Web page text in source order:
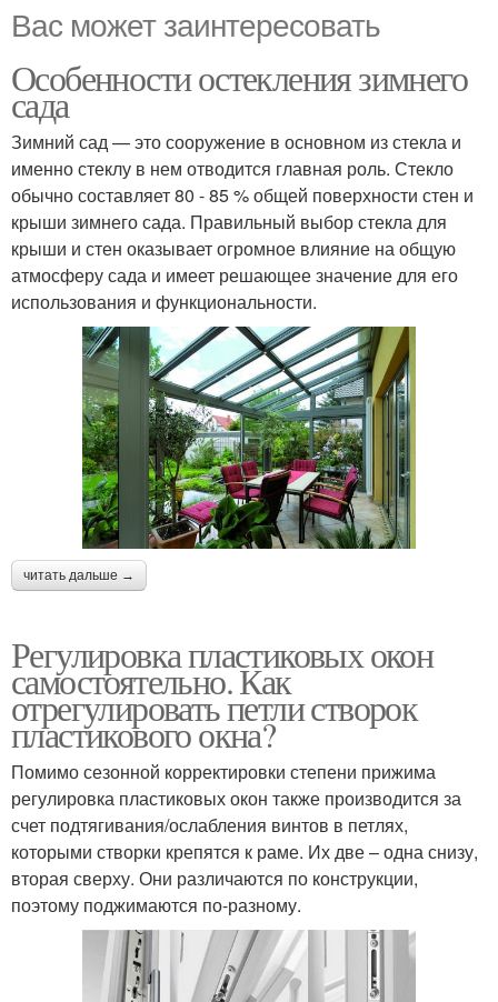
Вас может заинтересовать
Особенности остекления зимнего
сада
Зимний сад — это сооружение в основном из стекла и
именно стеклу в нем отводится главная роль. Стекло
обычно составляет 80 - 85 % общей поверхности стен и
крыши зимнего сада. Правильный выбор стекла для
крыши и стен оказывает огромное влияние на общую
атмосферу сада и имеет решающее значение для его
использования и функциональности.
читать дальше →
Регулировка пластиковых окон
самостоятельно. Как
отрегулировать петли створок
пластикового окна?
Помимо сезонной корректировки степени прижима
регулировка пластиковых окон также производится за
счет подтягивания/ослабления винтов в петлях,
которыми створки крепятся к раме. Их две – одна снизу,
вторая сверху. Они различаются по конструкции,
поэтому поджимаются по-разному.